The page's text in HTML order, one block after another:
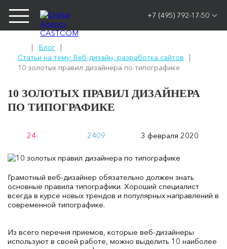
+7 (495) 792-17-50
Блог
Статьи на тему: Веб-дизайн, разработка сайтов
10 золотых правил дизайнера по типографике
10 ЗОЛОТЫХ ПРАВИЛ ДИЗАЙНЕРА
ПО ТИПОГРАФИКЕ
24 2409 3 февраля 2020
Грамотный веб-дизайнер обязательно должен знать
основные правила типографики. Хороший специалист
всегда в курсе новых трендов и популярных направлений в
современной типографике.
Из всего перечня приемов, которые веб-дизайнеры
используют в своей работе, можно выделить 10 наиболее